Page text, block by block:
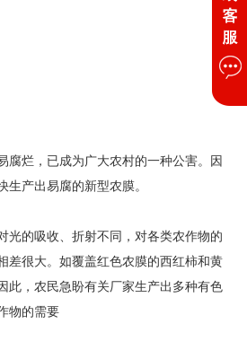
腐烂，已成为广大农村的一种公害。因
产出易腐的新型农膜。
光的吸收、折射不同，对各类农作物的
差很大。如覆盖红色农膜的西红柿和黄
此，农民急盼有关厂家生产出多种有色
物的需要